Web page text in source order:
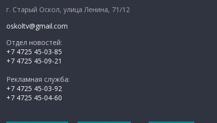
г. Старый Оскол, улица Ленина, 71/12
oskoltv@gmail.com
Отдел новостей:
+7 4725 45-03-85
+7 4725 45-09-21
Рекламная служба:
+7 4725 45-03-92
+7 4725 45-04-60